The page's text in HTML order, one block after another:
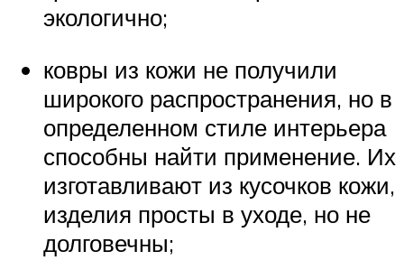
экологично;
ковры из кожи не получили
широкого распространения, но в
определенном стиле интерьера
способны найти применение. Их
изготавливают из кусочков кожи,
изделия просты в уходе, но не
долговечны;